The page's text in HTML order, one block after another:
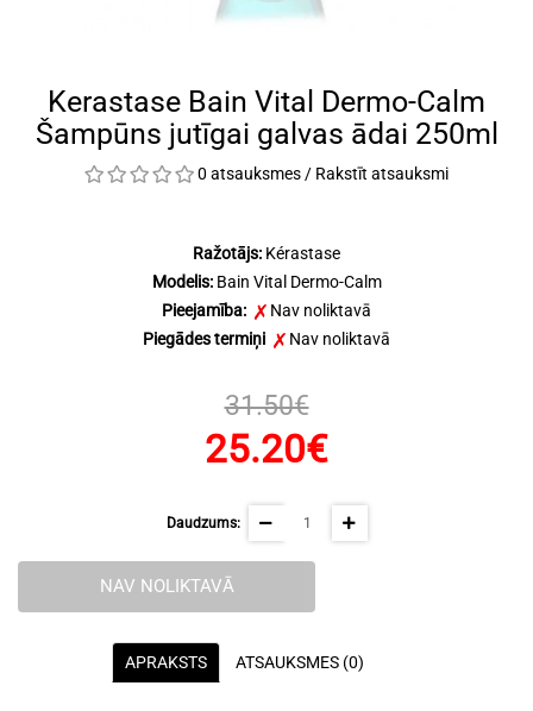
Kerastase Bain Vital Dermo-Calm
Šampūns jutīgai galvas ādai 250ml
0 atsauksmes / Rakstīt atsauksmi
Ražotājs: Kérastase
Modelis:Bain Vital Dermo-Calm
Pieejamība:
Nav noliktavā
Piegādes termiņi
Nav noliktavā
31.50€
25.20€
Daudzums:
NAV NOLIKTAVĀ
APRAKSTS ATSAUKSMES (0)